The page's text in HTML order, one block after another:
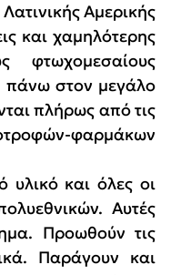
Αμερικής
και χαμηλότερης
φτωχομεσαίους
πάνω στον μεγάλο
πλήρως από τις
φαρμάκων
υλικό και όλες οι
Αυτές
Προωθούν τις
Παράγουν και